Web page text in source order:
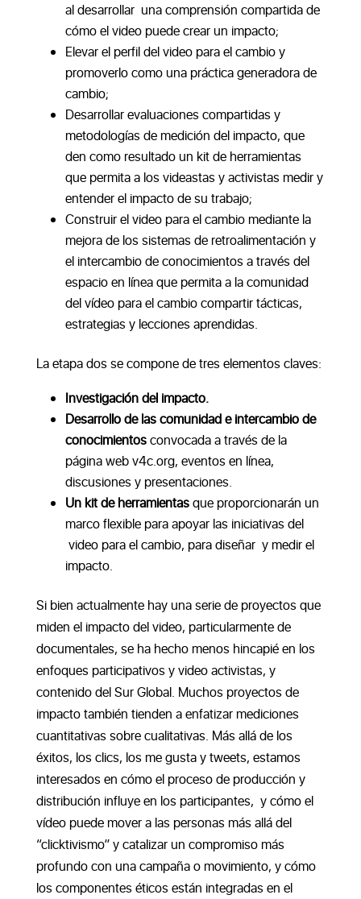
al desarrollar una comprensión compartida de
cómo el video puede crear un impacto;
Elevar el perfil del video para el cambio y
promoverlo como una práctica generadora de
cambio;
Desarrollar evaluaciones compartidas y
metodologías de medición del impacto, que
den como resultado un kit de herramientas
que permita a los videastas y activistas medir y
entender el impacto de su trabajo;
Construir el video para el cambio mediante la
mejora de los sistemas de retroalimentación y
el intercambio de conocimientos a través del
espacio en línea que permita a la comunidad
del vídeo para el cambio compartir tácticas,
estrategias y lecciones aprendidas.
La etapa dos se compone de tres elementos claves:
Investigación del impacto.
Desarrollo de las comunidad e intercambio de
conocimientosconvocada a través de la
página web v4c.org, eventos en línea,
discusiones y presentaciones.
Un kit de herramientasque proporcionarán un
marco flexible para apoyar las iniciativas del
video para el cambio, para diseñar y medir el
impacto.
Si bien actualmente hay una serie de proyectos que
miden el impacto del video, particularmente de
documentales, se ha hecho menos hincapié en los
enfoques participativos y video activistas, y
contenido del Sur Global. Muchos proyectos de
impacto también tienden a enfatizar mediciones
cuantitativas sobre cualitativas. Más allá de los
éxitos, los clics, los me gusta y tweets, estamos
interesados en cómo el proceso de producción y
distribución influye en los participantes, y cómo el
vídeo puede mover a las personas más allá del
“clicktivismo” y catalizar un compromiso más
profundo con una campaña o movimiento, y cómo
los componentes éticos están integradas en el